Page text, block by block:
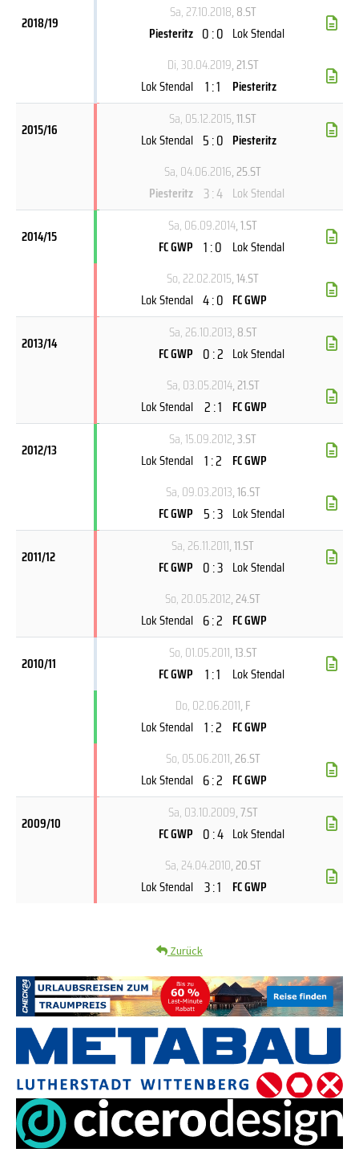
2018/19
Sa, 27.10.2018, 8.ST
Piesteritz 0 : 0 Lok Stendal
Di, 30.04.2019, 21.ST
Lok Stendal 1 : 1 Piesteritz
2015/16
Sa, 05.12.2015, 11.ST
Lok Stendal 5 : 0 Piesteritz
Sa, 04.06.2016, 25.ST
Piesteritz 3 : 4 Lok Stendal
2014/15
Sa, 06.09.2014, 1.ST
FC GWP 1 : 0 Lok Stendal
So, 22.02.2015, 14.ST
Lok Stendal 4 : 0 FC GWP
2013/14
Sa, 26.10.2013, 8.ST
FC GWP 0 : 2 Lok Stendal
Sa, 03.05.2014, 21.ST
Lok Stendal 2 : 1 FC GWP
2012/13
Sa, 15.09.2012, 3.ST
Lok Stendal 1 : 2 FC GWP
Sa, 09.03.2013, 16.ST
FC GWP 5 : 3 Lok Stendal
2011/12
Sa, 26.11.2011, 11.ST
FC GWP 0 : 3 Lok Stendal
So, 20.05.2012, 24.ST
Lok Stendal 6 : 2 FC GWP
2010/11
So, 01.05.2011, 13.ST
FC GWP 1 : 1
Lok Stendal
Do, 02.06.2011, F
Lok Stendal 1 : 2 FC GWP
So, 05.06.2011, 26.ST
Lok Stendal 6 : 2 FC GWP
2009/10
Sa, 03.10.2009, 7.ST
FC GWP 0 : 4 Lok Stendal
Sa, 24.04.2010, 20.ST
Lok Stendal 3 : 1 FC GWP
Zurück